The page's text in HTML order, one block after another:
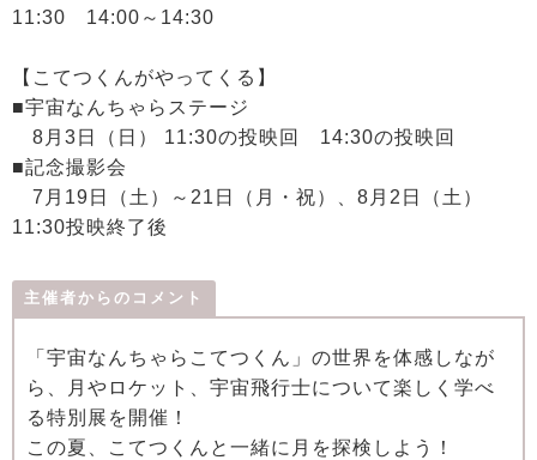
11:30 14:00～14:30
【こてつくんがやってくる】
■宇宙なんちゃらステージ
8月3日（日） 11:30の投映回 14:30の投映回
■記念撮影会
7月19日（土）～21日（月・祝）、8月2日（土）
11:30投映終了後
主催者からのコメント
「宇宙なんちゃらこてつくん」の世界を体感しなが
ら、月やロケット、宇宙飛行士について楽しく学べ
る特別展を開催！
この夏、こてつくんと一緒に月を探検しよう！